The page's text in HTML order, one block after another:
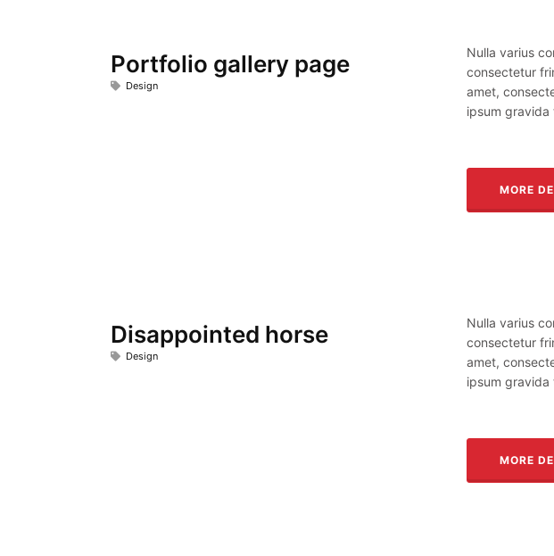
Portfolio gallery page
Design
Nulla varius
consectetur
amet,
ipsum
MORE
Disappointed horse
Design
Nulla varius
consectetur
amet,
ipsum
MORE